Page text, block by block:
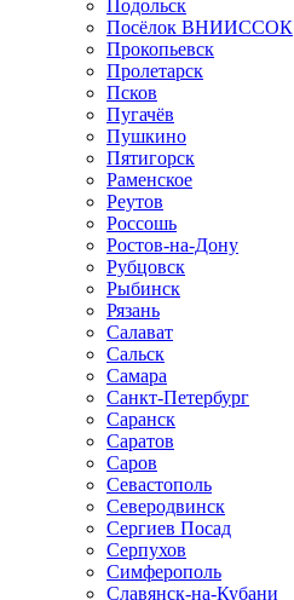
Подольск
Посёлок ВНИИССОК
Прокопьевск
Пролетарск
Псков
Пугачёв
Пушкино
Пятигорск
Раменское
Реутов
Россошь
Ростов-на-Дону
Рубцовск
Рыбинск
Рязань
Салават
Сальск
Самара
Санкт-Петербург
Саранск
Саратов
Саров
Севастополь
Северодвинск
Сергиев Посад
Серпухов
Симферополь
Славянск-на-Кубани